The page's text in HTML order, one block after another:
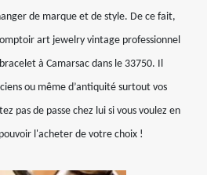
de marque et de style. De ce fait,
art jewelry vintage professionnel
à Camarsac dans le 33750. Il
ou même d’antiquité surtout vos
pas de passe chez lui si vous voulez en
l'acheter de votre choix !